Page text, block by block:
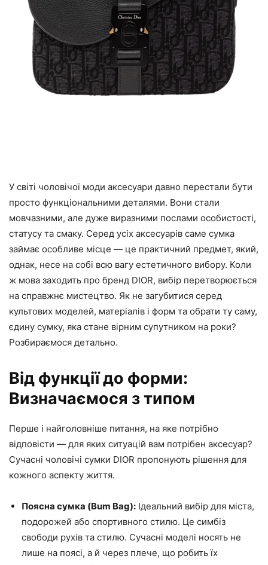
У світі чоловічої моди аксесуари давно перестали бути
просто функціональними деталями. Вони стали
мовчазними, але дуже виразними послами особистості,
статусу та смаку. Серед усіх аксесуарів саме сумка
займає особливе місце — це практичний предмет, який,
однак, несе на собі всю вагу естетичного вибору. Коли
ж мова заходить про бренд DIOR, вибір перетворюється
на справжнє мистецтво. Як не загубитися серед
культових моделей, матеріалів і форм та обрати ту саму,
єдину сумку, яка стане вірним супутником на роки?
Розбираємося детально.
Від функції до форми:
Визначаємося з типом
Перше і найголовніше питання, на яке потрібно
відповісти — для яких ситуацій вам потрібен аксесуар?
Сучасні чоловічі сумки DIOR пропонують рішення для
кожного аспекту життя.
Поясна сумка (Bum Bag): Ідеальний вибір для міста,
подорожей або спортивного стилю. Це симбіз
свободи рухів та стилю. Сучасні моделі носять не
лише на поясі, а й через плече, що робить їх